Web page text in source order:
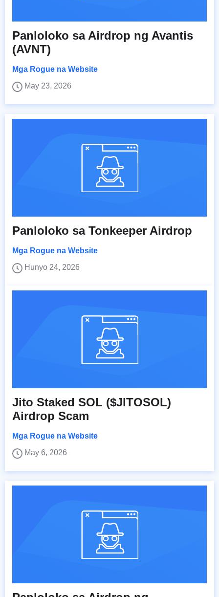
Panloloko sa Airdrop ng Avantis
(AVNT)
Mga Rogue na Website
May 23, 2026
Panloloko sa Tonkeeper Airdrop
Mga Rogue na Website
Hunyo 24, 2026
Jito Staked SOL ($JITOSOL)
Airdrop Scam
Mga Rogue na Website
May 6, 2026